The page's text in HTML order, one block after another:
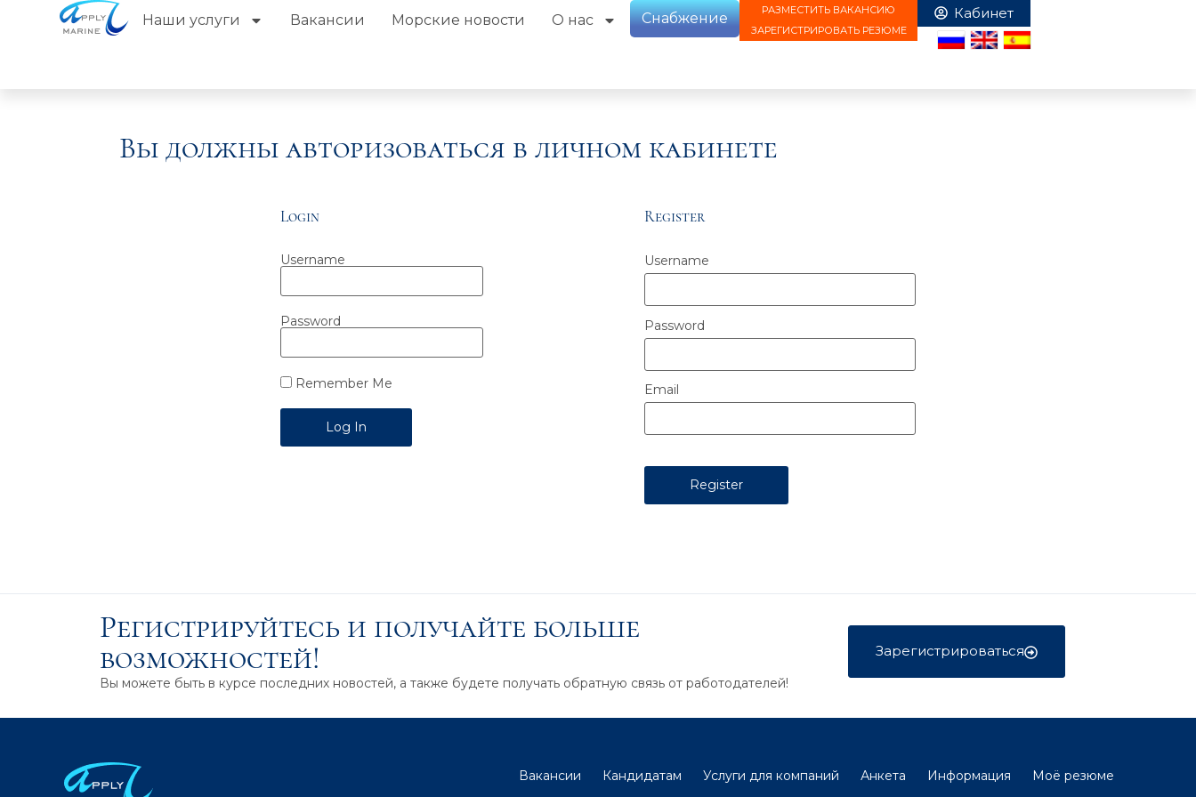
Наши услуги Вакансии Морские новости О нас Снабжение
РАЗМЕСТИТЬ ВАКАНСИЮ
ЗАРЕГИСТРИРОВАТЬ РЕЗЮМЕ
Вы должны авторизоваться в личном кабинете
Login
Username
Password
Remember Me
Register
Username
Password
Email
Регистрируйтесь и получайте больше
возможностей!
Вы можете быть в курсе последних новостей, а также будете получать обратную связь от работодателей!
Зарегистрироваться
Вакансии Кандидатам Услуги для компаний Анкета Информация
Моё резюме